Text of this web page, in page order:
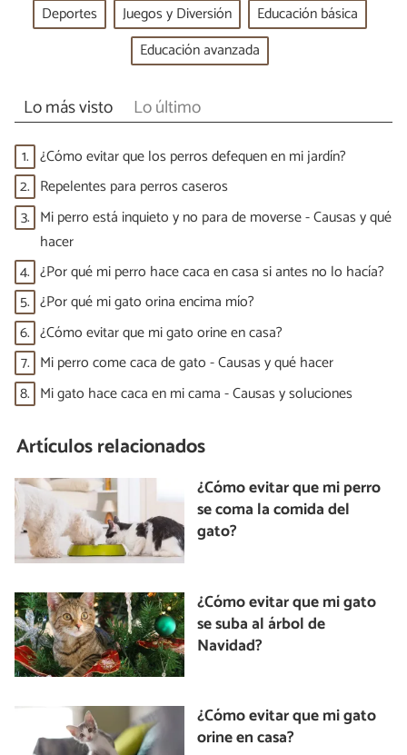
Deportes Juegos y Diversión
Educación básica
Educación avanzada
Lo más visto Lo último
1. ¿Cómo evitar que los perros defequen en mi jardín?
2. Repelentes para perros caseros
3. Mi perro está inquieto y no para de moverse - Causas y qué
hacer
4. ¿Por qué mi perro hace caca en casa si antes no lo hacía?
5. ¿Por qué mi gato orina encima mío?
6. ¿Cómo evitar que mi gato orine en casa?
7. Mi perro come caca de gato - Causas y qué hacer
8. Mi gato hace caca en mi cama - Causas y soluciones
Artículos relacionados
¿Cómo evitar que mi perro
se coma la comida del
gato?
¿Cómo evitar que mi gato
se suba al árbol de
Navidad?
¿Cómo evitar que mi gato
orine en casa?